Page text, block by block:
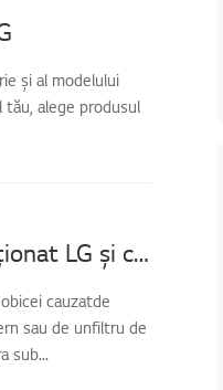
și al modelului
alege produsul
De ce miroase urât aparatul tău de aer condiționat LG și cum să repari asta
cauzatde
sau de unfiltru de
sub...